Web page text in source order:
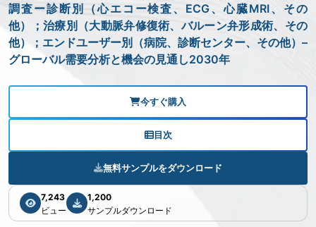
調査ー診断別（心エコー検査、ECG、心臓MRI、その
他）；治療別（大動脈弁修復術、バルーン弁形成術、その
他）；エンドユーザー別（病院、診断センター、その他）–
グローバル需要分析と機会の見通し2030年
今すぐ購入
目次
無料サンプルをダウンロード
7,243
ビュー
1,200
サンプルダウンロード